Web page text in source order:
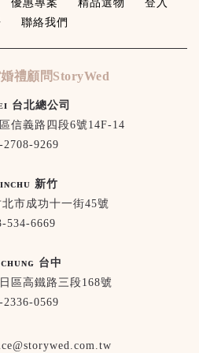
優惠專案 精品選物
登入
聯絡我們
禮顧問StoryWed
台北總公司
信義路四段6號14F-14
2708-9269
新竹
市成功十一街45號
534-6669
台中
區高鐵路三段168號
2336-0569